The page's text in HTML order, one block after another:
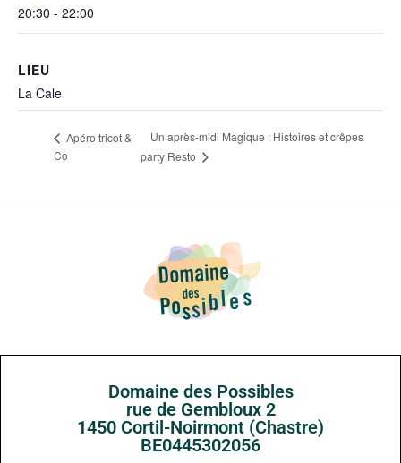
20:30 - 22:00
LIEU
La Cale
Apéro tricot &
Co
Un après-midi Magique : Histoires et crêpes
party Resto
Domaine des Possibles
rue de Gembloux 2
1450 Cortil-Noirmont (Chastre)
BE0445302056